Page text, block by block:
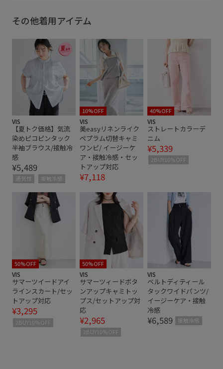
オーバーサイズ カジュアル
セットアップ ソフトタッチ
トップス ビスチェ
ベーシック ポリエステル マニッシュ
マルチに活躍 マーメイドスカート リネン
ワイドパンツ ワイドボトム 五分袖 冷んやり
冷房対策 夏の機能素材アイテム 接触冷感
期間限定価格 毎シーズン 洗濯OK 洗濯機で洗える
着心地が良い
美シルエット 華やか 薄手 軽い着心地 透け感
その他着用アイテム
VIS
【夏トク価格】気流
染めピコピンタック
半袖ブラウス/接触冷
感
¥5,489
通気性 接触冷感
10%OFF
VIS
美easyリネンライク
ペプラム切替キャミ
ワンピ/ イージーケ
ア・接触冷感・セッ
トアップ対応
¥7,118
40%OFF
VIS
ストレートカラーデ
ニム
¥5,339
2BUY10%OFF
50%OFF
VIS
サマーツイードアイ
ラインスカート/セッ
トアップ対応
¥3,295
2BUY10%OFF
50%OFF
VIS
サマーツィードボタ
ンアップキャミトッ
プス/セットアップ対
応
¥2,965
2BUY10%OFF
VIS
ベルトディティール
タックワイドパンツ/
イージーケア・接触
冷感
¥6,589 接触冷感